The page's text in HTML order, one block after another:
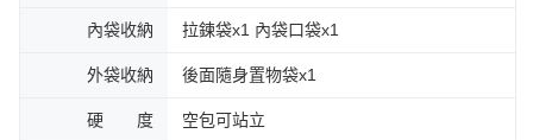
內袋收納 拉鍊袋x1 內袋口袋x1
外袋收納 後面隨身置物袋x1
硬 度 空包可站立